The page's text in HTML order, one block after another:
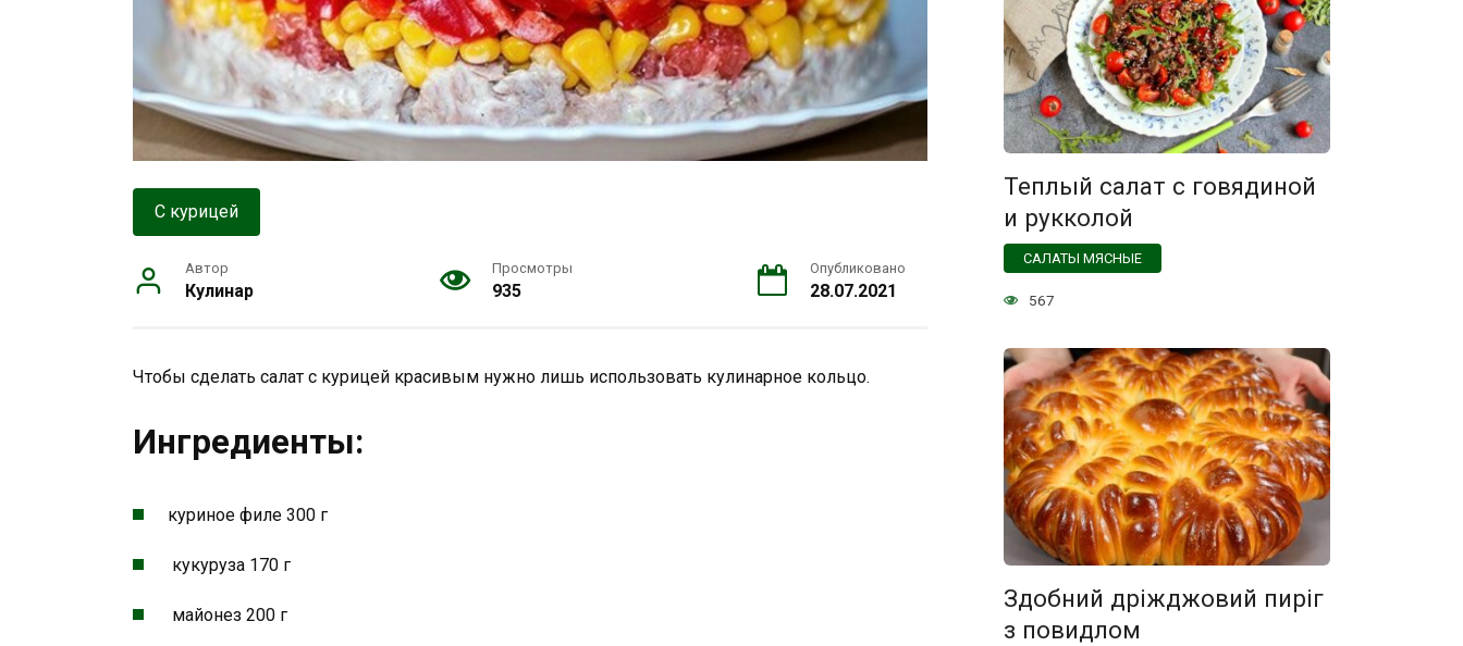
С курицей
Автор
Кулинар
Просмотры
935
Опубликовано
28.07.2021
Чтобы сделать салат с курицей красивым нужно лишь использовать кулинарное кольцо.
Ингредиенты:
куриное филе 300 г
кукуруза 170 г
майонез 200 г
Теплый салат с говядиной
и рукколой
САЛАТЫ МЯСНЫЕ
567
Здобний дріжджовий пиріг
з повидлом